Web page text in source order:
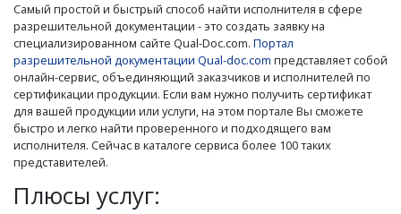
Самый простой и быстрый способ найти исполнителя в сфере
разрешительной документации - это создать заявку на
специализированном сайте Qual-Doc.com. Портал
разрешительной документации Qual-doc.com представляет собой
онлайн-сервис, объединяющий заказчиков и исполнителей по
сертификации продукции. Если вам нужно получить сертификат
для вашей продукции или услуги, на этом портале Вы сможете
быстро и легко найти проверенного и подходящего вам
исполнителя. Сейчас в каталоге сервиса более 100 таких
представителей.
Плюсы услуг: